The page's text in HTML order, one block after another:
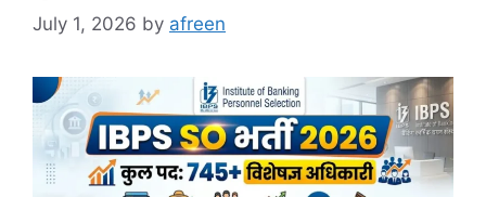
July 1, 2026 by afreen